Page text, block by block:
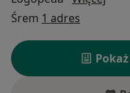
Śrem 1 adres